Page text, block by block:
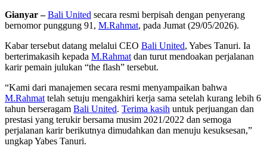
Gianyar –Bali United secara resmi berpisah dengan penyerang
bernomor punggung 91, M.Rahmat, pada Jumat (29/05/2026).
Kabar tersebut datang melalui CEO Bali United, Yabes Tanuri. Ia
berterimakasih kepada M.Rahmat dan turut mendoakan perjalanan
karir pemain julukan “the flash” tersebut.
“Kami dari manajemen secara resmi menyampaikan bahwa
M.Rahmat telah setuju mengakhiri kerja sama setelah kurang lebih 6
tahun berseragam Bali United. Terima kasih untuk perjuangan dan
prestasi yang terukir bersama musim 2021/2022 dan semoga
perjalanan karir berikutnya dimudahkan dan menuju kesuksesan,”
ungkap Yabes Tanuri.